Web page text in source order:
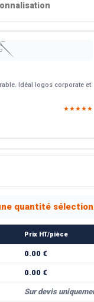
Idéal logos corporate et
★★★★★
quantité
Prix HT/pièce
0.00 €
0.00 €
Sur devis